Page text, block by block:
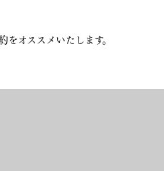
をオススメいたします。